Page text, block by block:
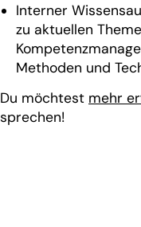
Interner
zu aktuellen
Methoden und
Du möchtest mehr
sprechen!